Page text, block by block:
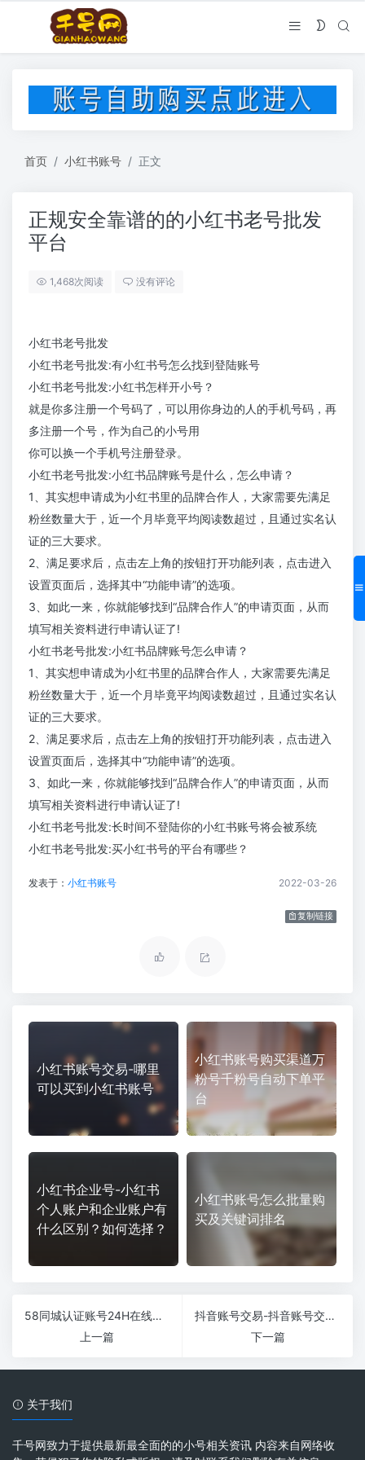
首页 小红书账号 正文
正规安全靠谱的的小红书老号批发
平台
1,468次阅读 没有评论
小红书老号批发
小红书老号批发:有小红书号怎么找到登陆账号
小红书老号批发:小红书怎样开小号？
就是你多注册一个号码了，可以用你身边的人的手机号码，再
多注册一个号，作为自己的小号用
你可以换一个手机号注册登录。
小红书老号批发:小红书品牌账号是什么，怎么申请？
1、其实想申请成为小红书里的品牌合作人，大家需要先满足
粉丝数量大于，近一个月毕竟平均阅读数超过，且通过实名认
证的三大要求。
2、满足要求后，点击左上角的按钮打开功能列表，点击进入
设置页面后，选择其中“功能申请”的选项。
3、如此一来，你就能够找到“品牌合作人”的申请页面，从而
填写相关资料进行申请认证了!
小红书老号批发:小红书品牌账号怎么申请？
1、其实想申请成为小红书里的品牌合作人，大家需要先满足
粉丝数量大于，近一个月毕竟平均阅读数超过，且通过实名认
证的三大要求。
2、满足要求后，点击左上角的按钮打开功能列表，点击进入
设置页面后，选择其中“功能申请”的选项。
3、如此一来，你就能够找到“品牌合作人”的申请页面，从而
填写相关资料进行申请认证了!
小红书老号批发:长时间不登陆你的小红书账号将会被系统
小红书老号批发:买小红书号的平台有哪些？
发表于： 小红书账号 2022-03-26
复制链接
小红书账号交易-哪里
可以买到小红书账号
小红书账号购买渠道万
粉号千粉号自动下单平
台
小红书企业号-小红书
个人账户和企业账户有
什么区别？如何选择？
小红书账号怎么批量购
买及关键词排名
58同城认证账号24H在线购买自动发货
上一篇
抖音账号交易-抖音账号交易平台有哪些？
下一篇
关于我们
千号网致力于提供最新最全面的的小号相关资讯 内容来自网络收